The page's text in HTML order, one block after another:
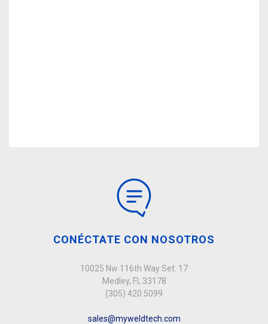
CONÉCTATE CON NOSOTROS
10025 Nw 116th Way Set. 17
Medley, Fl, 33178
(305) 420.5099
sales@myweldtech.com